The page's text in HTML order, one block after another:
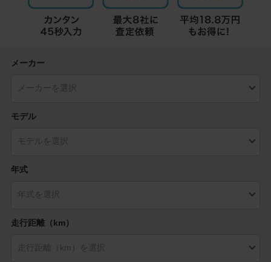
メーカー
モデル
年式
走行距離（km）